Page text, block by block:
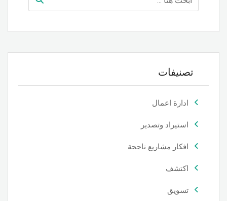
تصنيفات
ادارة اعمال
استيراد وتصدير
افكار مشاريع ناجحة
اكتشف
تسويق